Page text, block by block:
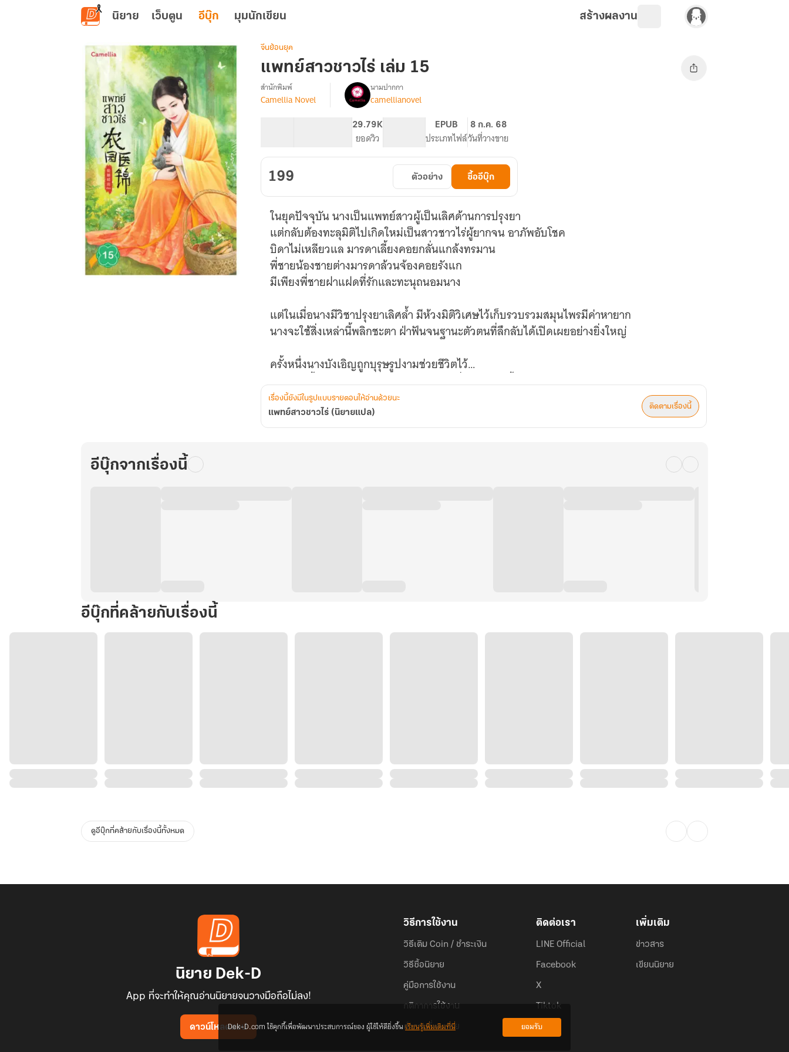
ข้ามไปยังเนื้อหาหลัก
นิยาย เว็บตูน อีบุ๊ก มุมนักเขียน สร้างผลงาน
จีนย้อนยุค
แพทย์สาวชาวไร่ เล่ม 15
เรื่อง
แปล)
สำนักพิมพ์
Camellia Novel
นามปากกา
camellianovel
29.79K
ยอดวิว
EPUB
ประเภทไฟล์
8 ก.ค. 68
วันที่วางขาย
199 ตัวอย่าง ซื้ออีบุ๊ก
ในยุคปัจจุบัน นางเป็นแพทย์สาวผู้เป็นเลิศด้านการปรุงยา
แต่กลับต้องทะลุมิติไปเกิดใหม่เป็นสาวชาวไร่ผู้ยากจน อาภัพอับโชค
บิดาไม่เหลียวแล มารดาเลี้ยงคอยกลั่นแกล้งทรมาน
พี่ชายน้องชายต่างมารดาล้วนจ้องคอยรังแก
มีเพียงพี่ชายฝาแฝดที่รักและทะนุถนอมนาง
แต่ในเมื่อนางมีวิชาปรุงยาเลิศล้ำ มีห้วงมิติวิเศษไว้เก็บรวบรวมสมุนไพรมีค่าหายาก
นางจะใช้สิ่งเหล่านี้พลิกชะตา ฝ่าฟันจนฐานะตัวตนที่ลึกลับได้เปิดเผยอย่างยิ่งใหญ่
ครั้งหนึ่งนางบังเอิญถูกบุรุษรูปงามช่วยชีวิตไว้
หลังจากนั้น ‘เจ้าสุนัขป่า’ ผู้แสนเย็นชาน่าครั่นคร้ามตัวนี้
ก็เอาแต่ห่มหนังลูกสุนัขตัวน้อยน่ารักเวลาอยู่กับนาง
คอยเคล้าเคลียทำตัวออดอ้อนอย่างสุดกำลัง
ในเมื่อบุญคุณที่ช่วยชีวิตช่างแสนยิ่งใหญ่ ไร้สิ่งคู่ควรทดแทน
เรื่องนี้ยังมีในรูปแบบรายตอนให้อ่านด้วยนะ
แพทย์สาวชาวไร่ (นิยายแปล)
ติดตามเรื่องนี้
อีบุ๊กจากเรื่องนี้
อีบุ๊กที่คล้ายกับเรื่องนี้
ดูอีบุ๊กที่คล้ายกับเรื่องนี้ทั้งหมด
นิยาย Dek-D
App ที่จะทำให้คุณอ่านนิยายจนวางมือถือไม่ลง!
ดาวน์โหลดแอป
วิธีการใช้งาน
วิธีเติม Coin / ชำระเงิน
วิธีซื้อนิยาย
คู่มือการใช้งาน
กติกาการใช้งาน
คำถามที่พบบ่อย
ติดต่อเรา
LINE Official
Facebook
X
Tiktok
เพิ่มเติม
ข่าวสาร
เขียนนิยาย
Dek-D.com ใช้คุกกี้เพื่อพัฒนาประสบการณ์ของ ผู้ใช้ให้ดียิ่งขึ้นเรียนรู้เพิ่มเติมที่นี่ ยอมรับ